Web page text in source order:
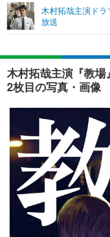
ショッピング
エンタメTOP
音楽
ショッピング
ライフ
ライフTOP
ペット
その他
リリース一覧
プッシュ通知の停止方
木村拓哉主演ド
放送
木村拓哉主演『教場
2枚目の写真・画像